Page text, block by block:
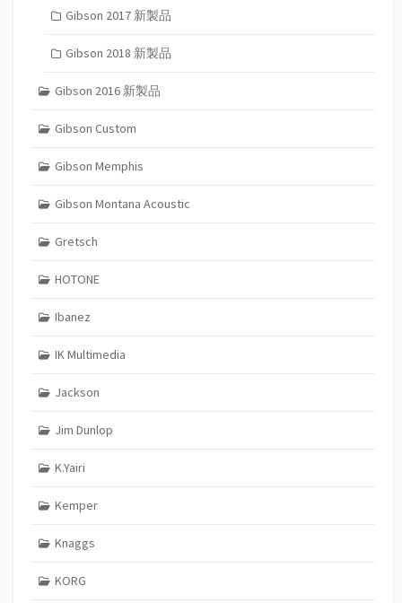
Gibson 2017 新製品
Gibson 2018 新製品
Gibson 2016 新製品
Gibson Custom
Gibson Memphis
Gibson Montana Acoustic
Gretsch
HOTONE
Ibanez
IK Multimedia
Jackson
Jim Dunlop
K.Yairi
Kemper
Knaggs
KORG